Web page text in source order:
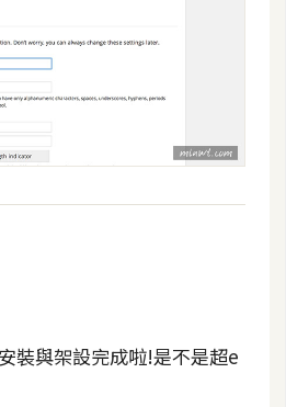
裝與架設完成啦!是不是超e